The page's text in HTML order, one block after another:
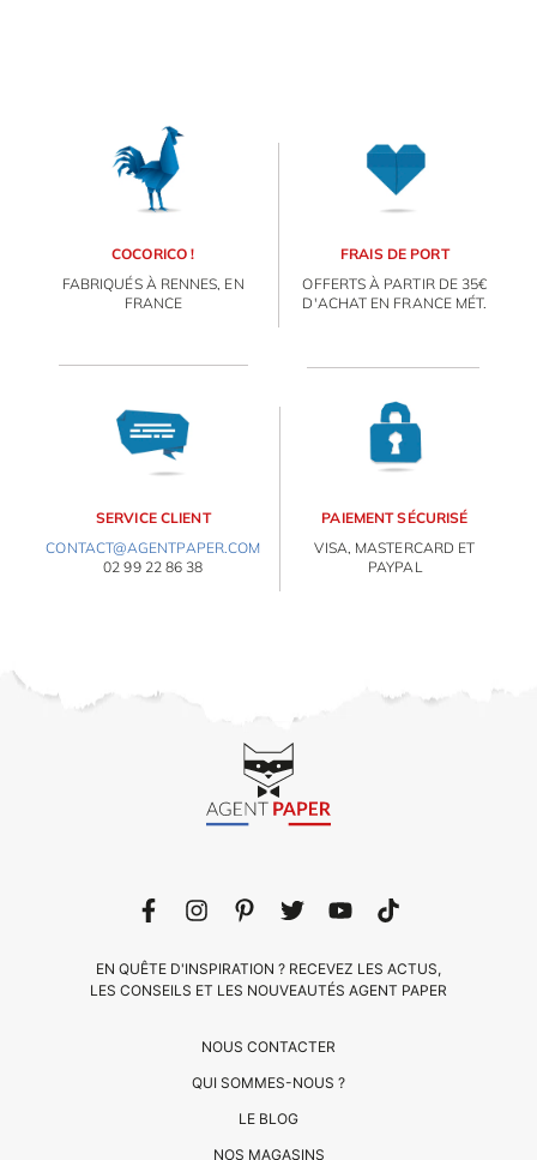
COCORICO !
FABRIQUÉS À RENNES, EN
FRANCE
FRAIS DE PORT
OFFERTS À PARTIR DE 35€
D'ACHAT EN FRANCE MÉT.
SERVICE CLIENT
CONTACT@AGENTPAPER.COM
02 99 22 86 38
PAIEMENT SÉCURISÉ
VISA, MASTERCARD ET
PAYPAL
NOUS CONTACTER
QUI SOMMES-NOUS ?
LE BLOG
NOS MAGASINS
EN QUÊTE D'INSPIRATION ? RECEVEZ LES ACTUS,
LES CONSEILS ET LES NOUVEAUTÉS AGENT PAPER